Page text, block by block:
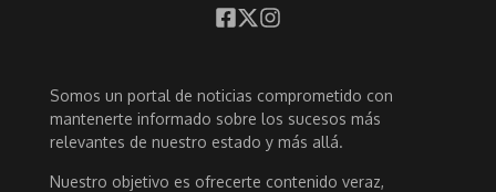
Somos un portal de noticias comprometido con
mantenerte informado sobre los sucesos más
relevantes de nuestro estado y más allá.
Nuestro objetivo es ofrecerte contenido veraz,